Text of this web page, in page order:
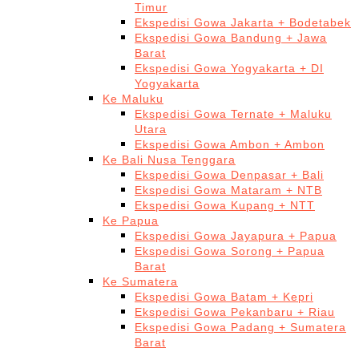
Timur
Ekspedisi Gowa Jakarta + Bodetabek
Ekspedisi Gowa Bandung + Jawa
Barat
Ekspedisi Gowa Yogyakarta + DI
Yogyakarta
Ke Maluku
Ekspedisi Gowa Ternate + Maluku
Utara
Ekspedisi Gowa Ambon + Ambon
Ke Bali Nusa Tenggara
Ekspedisi Gowa Denpasar + Bali
Ekspedisi Gowa Mataram + NTB
Ekspedisi Gowa Kupang + NTT
Ke Papua
Ekspedisi Gowa Jayapura + Papua
Ekspedisi Gowa Sorong + Papua
Barat
Ke Sumatera
Ekspedisi Gowa Batam + Kepri
Ekspedisi Gowa Pekanbaru + Riau
Ekspedisi Gowa Padang + Sumatera
Barat